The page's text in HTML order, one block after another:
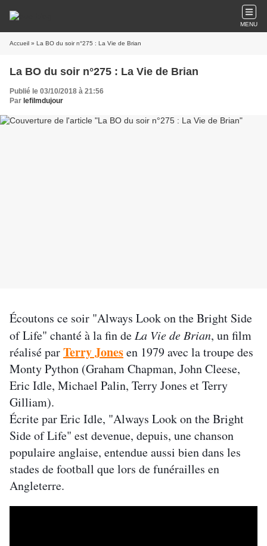
MENU
Accueil » La BO du soir n°275 : La Vie de Brian
La BO du soir n°275 : La Vie de Brian
Publié le 03/10/2018 à 21:56
Par lefilmdujour
Écoutons ce soir "Always Look on the Bright Side
of Life" chanté à la fin de La Vie de Brian, un film
réalisé parTerry Jonesen 1979 avec la troupe des
Monty Python (Graham Chapman, John Cleese,
Eric Idle, Michael Palin, Terry Jones et Terry
Gilliam).
Écrite par Eric Idle, "Always Look on the Bright
Side of Life" est devenue, depuis, une chanson
populaire anglaise, entendue aussi bien dans les
stades de football que lors de funérailles en
Angleterre.